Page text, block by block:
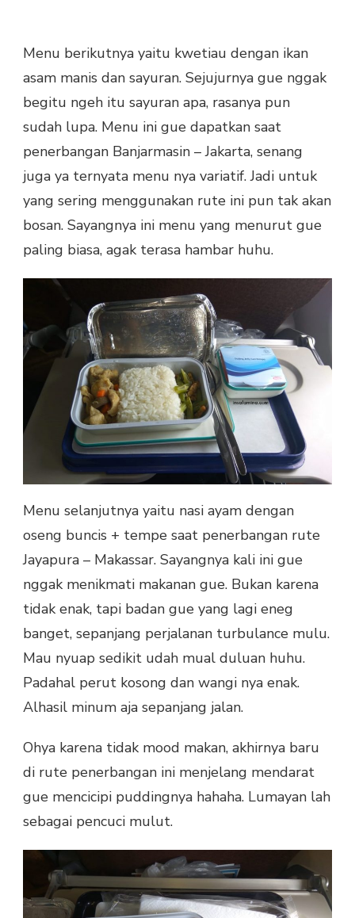
Menu berikutnya yaitu kwetiau dengan ikan
asam manis dan sayuran. Sejujurnya gue nggak
begitu ngeh itu sayuran apa, rasanya pun
sudah lupa. Menu ini gue dapatkan saat
penerbangan Banjarmasin – Jakarta, senang
juga ya ternyata menu nya variatif. Jadi untuk
yang sering menggunakan rute ini pun tak akan
bosan. Sayangnya ini menu yang menurut gue
paling biasa, agak terasa hambar huhu.
Menu selanjutnya yaitu nasi ayam dengan
oseng buncis + tempe saat penerbangan rute
Jayapura – Makassar. Sayangnya kali ini gue
nggak menikmati makanan gue. Bukan karena
tidak enak, tapi badan gue yang lagi eneg
banget, sepanjang perjalanan turbulance mulu.
Mau nyuap sedikit udah mual duluan huhu.
Padahal perut kosong dan wangi nya enak.
Alhasil minum aja sepanjang jalan.
Ohya karena tidak mood makan, akhirnya baru
di rute penerbangan ini menjelang mendarat
gue mencicipi puddingnya hahaha. Lumayan lah
sebagai pencuci mulut.